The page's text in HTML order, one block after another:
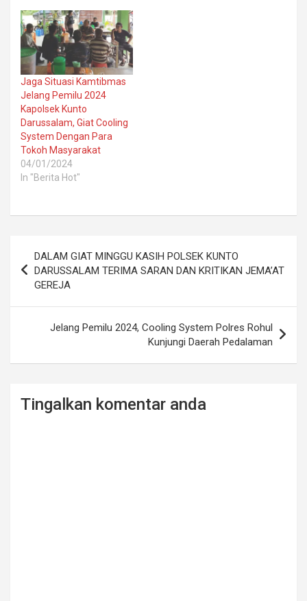
Jaga Situasi Kamtibmas
Jelang Pemilu 2024
Kapolsek Kunto
Darussalam, Giat Cooling
System Dengan Para
Tokoh Masyarakat
04/01/2024
In "Berita Hot"
navigation
DALAM GIAT MINGGU KASIH POLSEK KUNTO
DARUSSALAM TERIMA SARAN DAN KRITIKAN JEMA’AT
GEREJA
Jelang Pemilu 2024, Cooling System Polres Rohul
Kunjungi Daerah Pedalaman
Tingalkan komentar anda